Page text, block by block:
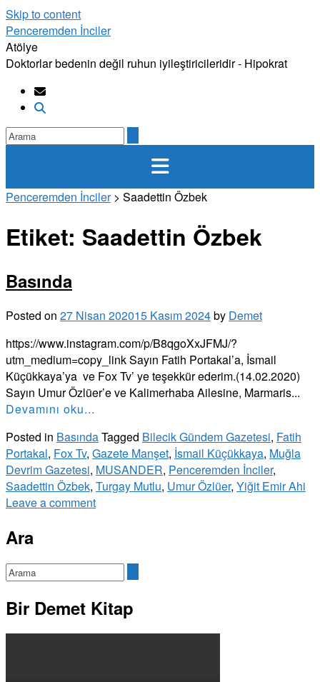
Skip to content
Penceremden İnciler
Atölye
Doktorlar bedenin değil ruhun iyileştiricileridir - Hipokrat
Penceremden İnciler> Saadettin Özbek
Etiket: Saadettin Özbek
Basında
Posted on 27 Nisan 202015 Kasım 2024by Demet
https://www.instagram.com/p/B8qgoXxJFMJ/?
utm_medium=copy_link Sayın Fatih Portakal’a, İsmail
Küçükkaya’ya ve Fox Tv’ ye teşekkür ederim.(14.02.2020)
Sayın Umur Özlüer’e ve Kalimerhaba Ailesine, Marmaris...
Devamını oku...
Posted in BasındaTagged Bilecik Gündem Gazetesi, Fatih
Portakal, Fox Tv, Gazete Manşet, İsmail Küçükkaya, Muğla
Devrim Gazetesi, MUSANDER, Penceremden İnciler,
Saadettin Özbek, Turgay Mutlu, Umur Özlüer, Yiğit Emir Ahi
Leave a comment
Ara
Bir Demet Kitap